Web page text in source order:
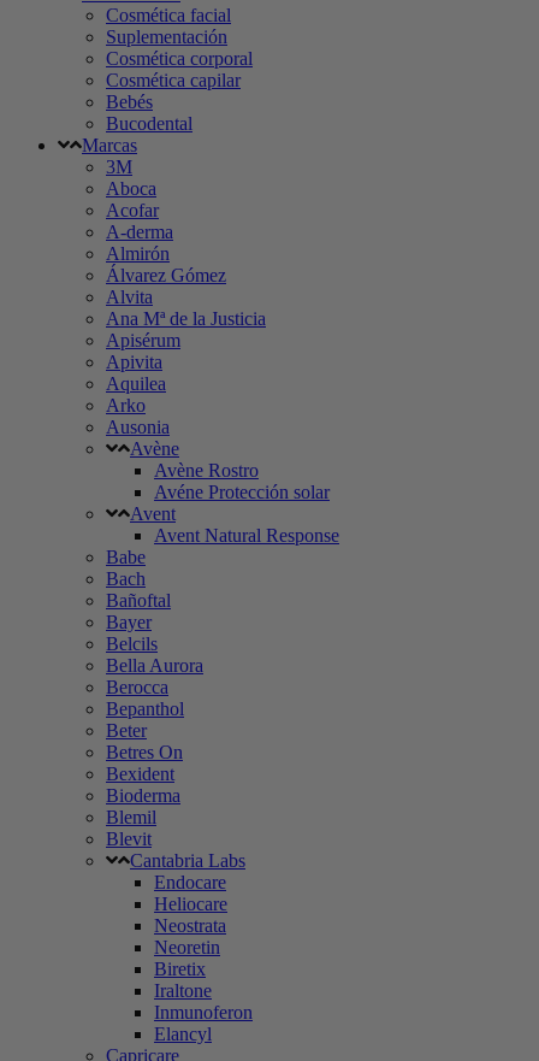
Cosmética facial
Suplementación
Cosmética corporal
Cosmética capilar
Bebés
Bucodental
Marcas
3M
Aboca
Acofar
A-derma
Almirón
Álvarez Gómez
Alvita
Ana Mª de la Justicia
Apisérum
Apivita
Aquilea
Arko
Ausonia
Avène
Avène Rostro
Avéne Protección solar
Avent
Avent Natural Response
Babe
Bach
Bañoftal
Bayer
Belcils
Bella Aurora
Berocca
Bepanthol
Beter
Betres On
Bexident
Bioderma
Blemil
Blevit
Cantabria Labs
Endocare
Heliocare
Neostrata
Neoretin
Biretix
Iraltone
Inmunoferon
Elancyl
Capricare